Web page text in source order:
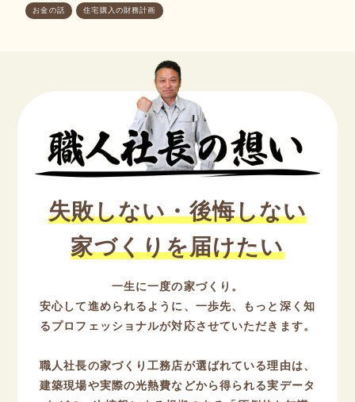
お金の話 住宅購入の財務計画
失敗しない・後悔しない
家づくりを届けたい
一生に一度の家づくり。
安心して進められるように、一歩先、もっと深く知
るプロフェッショナルが対応させていただきます。
職人社長の家づくり工務店が選ばれている理由は、
建築現場や実際の光熱費などから得られる実データ